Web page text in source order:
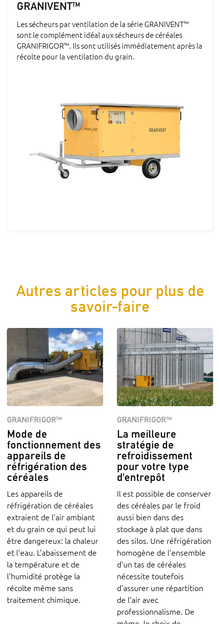
GRANIVENT™
Les sécheurs par ventilation de la série GRANIVENT™
sont le complément idéal aux sécheurs de céréales
GRANIFRIGOR™. Ils sont utilisés immédiatement après la
récolte pour la ventilation du grain.
Autres articles pour plus de
savoir-faire
GRANIFRIGOR™
Mode de
fonctionnement des
appareils de
réfrigération des
céréales
Les appareils de
réfrigération de céréales
extraient de l'air ambiant
et du grain ce qui peut lui
être dangereux: la chaleur
et l'eau. L'abaissement de
la température et de
l'humidité protège la
récolte même sans
traitement chimique.
GRANIFRIGOR™
La meilleure
stratégie de
refroidissement
pour votre type
d'entrepôt
Il est possible de conserver
des céréales par le froid
aussi bien dans des
stockage à plat que dans
des silos. Une réfrigération
homogène de l'ensemble
d'un tas de céréales
nécessite toutefois
d'assurer une répartition
de l'air avec
professionnalisme. De